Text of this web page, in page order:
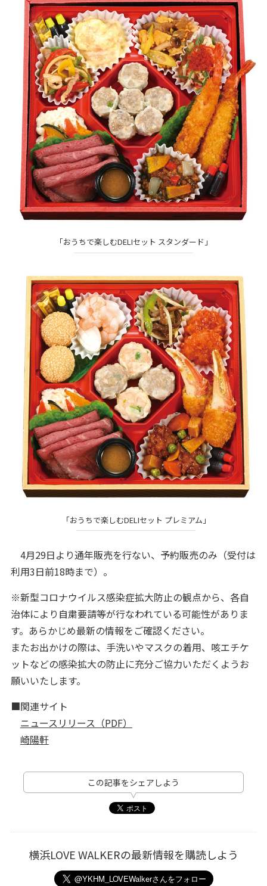
「おうちで楽しむDELIセット スタンダード」
「おうちで楽しむDELIセット プレミアム」
4月29日より通年販売を行ない、予約販売のみ（受付は
利用3日前18時まで）。
※新型コロナウイルス感染症拡大防止の観点から、各自
治体により自粛要請等が行なわれている可能性がありま
す。あらかじめ最新の情報をご確認ください。
またお出かけの際は、手洗いやマスクの着用、咳エチケ
ットなどの感染拡大の防止に充分ご協力いただくようお
願いいたします。
■関連サイト
ニュースリリース（PDF）
崎陽軒
この記事をシェアしよう
横浜LOVE WALKERの最新情報を購読しよう